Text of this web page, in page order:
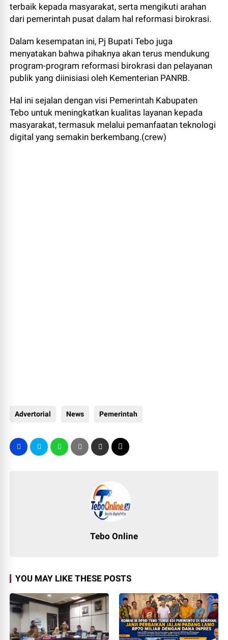
terbaik kepada masyarakat, serta mengikuti arahan
dari pemerintah pusat dalam hal reformasi birokrasi.
Dalam kesempatan ini, Pj Bupati Tebo juga
menyatakan bahwa pihaknya akan terus mendukung
program-program reformasi birokrasi dan pelayanan
publik yang diinisiasi oleh Kementerian PANRB.
Hal ini sejalan dengan visi Pemerintah Kabupaten
Tebo untuk meningkatkan kualitas layanan kepada
masyarakat, termasuk melalui pemanfaatan teknologi
digital yang semakin berkembang.(crew)
Advertorial News Pemerintah
Tebo Online
YOU MAY LIKE THESE POSTS